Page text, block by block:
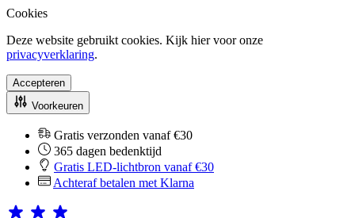
Cookies
Deze website gebruikt cookies. Kijk hier voor onze
privacyverklaring.
Accepteren
Voorkeuren
Gratis verzonden vanaf €30
365 dagen bedenktijd
Gratis LED-lichtbron vanaf €30
Achteraf betalen met Klarna